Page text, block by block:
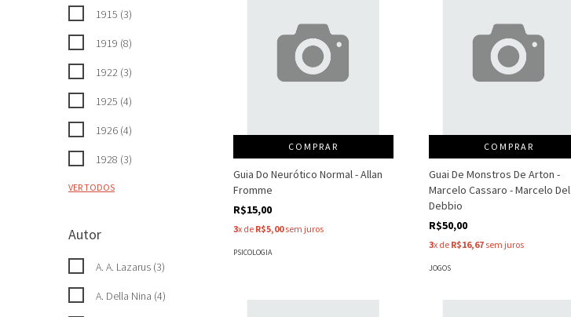
1915 (3)
1919 (8)
1922 (3)
1925 (4)
1926 (4)
1928 (3)
VER TODOS
Autor
A. A. Lazarus (3)
A. Della Nina (4)
COMPRAR
Guia Do Neurótico Normal - Allan
Fromme
R$15,00
3x de R$5,00sem juros
PSICOLOGIA
COMPRAR
Guai De Monstros De Arton -
Marcelo Cassaro - Marcelo Del
Debbio
R$50,00
3x de R$16,67sem juros
JOGOS